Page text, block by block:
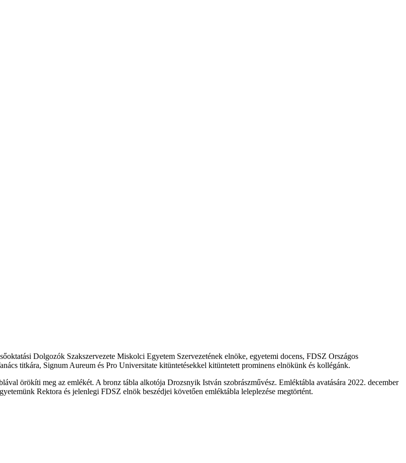
Dolgozók Szakszervezete Miskolci Egyetem Szervezetének elnöke, egyetemi docens, FDSZ Országos
titkára, Signum Aureum és Pro Universitate kitüntetésekkel kitüntetett prominens elnökünk és kollégánk.
örökíti meg az emlékét. A bronz tábla alkotója Drozsnyik István szobrászművész. Emléktábla avatására 2022. december
Rektora és jelenlegi FDSZ elnök beszédjei követően emléktábla leleplezése megtörtént.